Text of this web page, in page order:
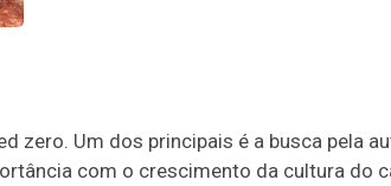
zero. Um dos principais é a busca pela
com o crescimento da cultura do